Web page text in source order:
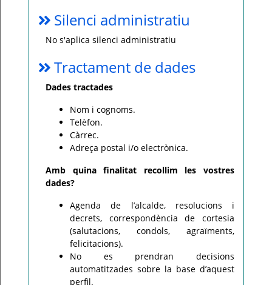
Silenci administratiu
No s'aplica silenci administratiu
Tractament de dades
Dades tractades
Nom i cognoms.
Telèfon.
Càrrec.
Adreça postal i/o electrònica.
Amb quina finalitat recollim les vostres
dades?
Agenda de l’alcalde, resolucions i
decrets, correspondència de cortesia
(salutacions, condols, agraïments,
felicitacions).
No es prendran decisions
automatitzades sobre la base d’aquest
perfil.